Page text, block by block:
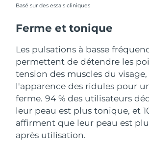
Basé sur des essais cliniques
Ferme et tonique
Les pulsations à basse
permettent de détendre les
tension des muscles du
l'apparence des ridules pour
ferme. 94 % des utilisateurs
leur peau est plus tonique, et
affirment que leur peau est
après utilisation.
Portugal
Porto Rico
Qatar
La Réunion